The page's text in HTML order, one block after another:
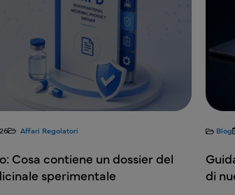
Affari Regolatori
Cosa contiene un dossier del
sperimentale
Blog
di